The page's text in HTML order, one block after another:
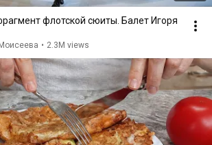
флотской сюиты. Балет Игоря
• 2.3M views